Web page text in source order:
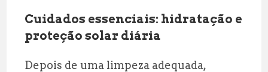
Cuidados essenciais: hidratação e
proteção solar diária
Depois de uma limpeza adequada,